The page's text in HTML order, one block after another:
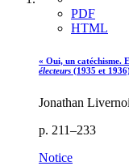
PDF
HTML
« Oui, un catéchisme.
électeurs (1935 et
Jonathan
p. 211–233
Notice